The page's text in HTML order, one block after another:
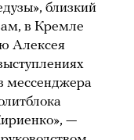
близкий
в Кремле
Алексея
мессенджера
—